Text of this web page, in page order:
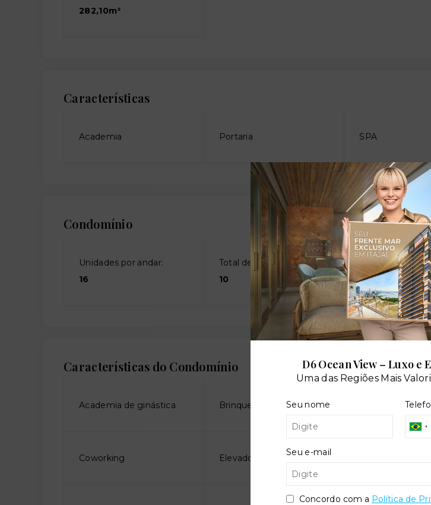
282,10m²
Características
Academia Portaria SPA
Condomínio
Unidades por andar:
16
Total de andares:
10
Características do Condomínio
Academia de ginástica Brinquedoteca
Coworking Elevador social
D6 Ocean View – Luxo e
Uma das Regiões Mais
Seu nome
Seu e-mail
Concordo com a Política de